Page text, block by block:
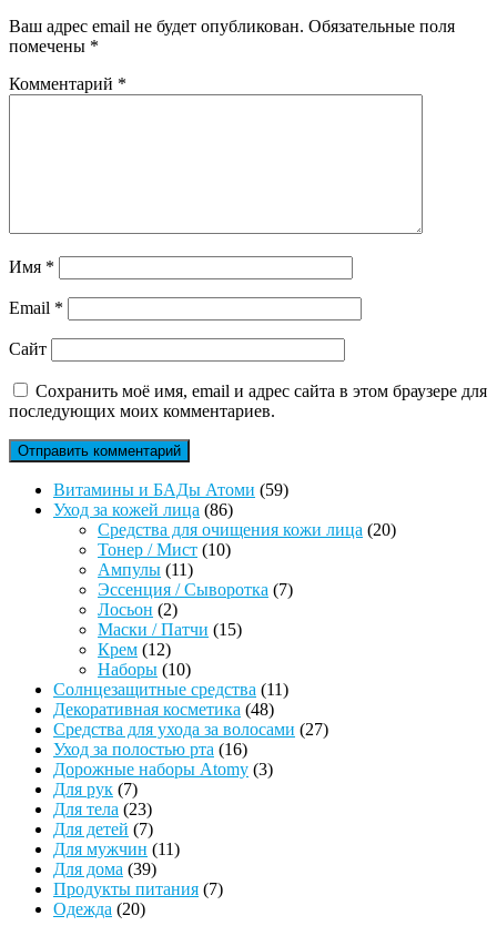
Ваш адрес email не будет опубликован. Обязательные поля
помечены *
Комментарий *
Имя *
Email *
Сайт
Сохранить моё имя, email и адрес сайта в этом браузере для
последующих моих комментариев.
Витамины и БАДы Атоми 5959
Уход за кожей лица 8686
товаров
Средства для очищения кожи лица 2020
Тонер / Мист 1010
Ампулы 1111
товаров
Эссенция / Сыворотка 77
Лосьон 22
товара
Маски / Патчи 1515
Крем 1212
товаров
Наборы 1010
товаров
Солнцезащитные средства 1111
Декоративная косметика 4848
товаров
Средства для ухода за волосами 2727
Уход за полостью рта 1616
товаров
Дорожные наборы Atomy 33
Для рук 77
товаров
Для тела 2323
товара
Для детей 77
товаров
Для мужчин 1111
Для дома 3939
товаров
Продукты питания 77
Одежда 2020